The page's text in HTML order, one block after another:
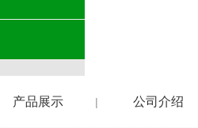
产品展示 | 公司介绍